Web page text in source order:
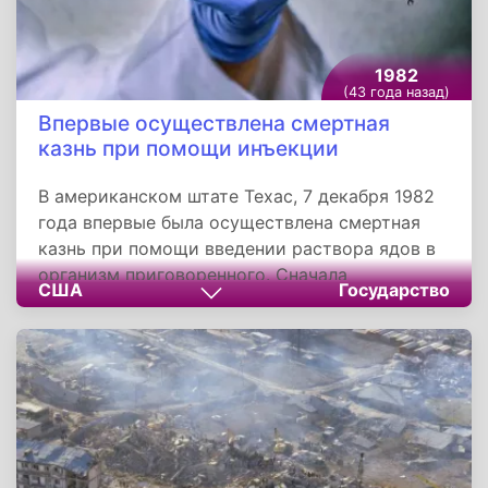
1982
(43 года назад)
Впервые осуществлена смертная
казнь при помощи инъекции
В американском штате Техас, 7 декабря 1982
года впервые была осуществлена смертная
казнь при помощи введении раствора ядов в
организм приговоренного. Сначала
осужденному вводится препарат тиопентал
натрия. Затем через трубки подается павулон,
который парализует дыхательную
мускулатуру, и хлорид калия, приводящий к
остановке сердца. Смерть наступает в период
от 5 до 18 минут. Техас и Оклахома вскоре
приняли законы, разрешающие применение
США Государство